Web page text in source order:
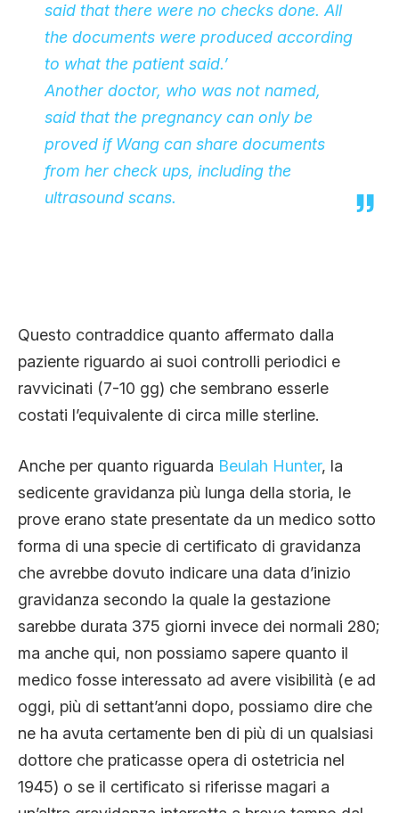
said that there were no checks done. All
the documents were produced according
to what the patient said.’
Another doctor, who was not named,
said that the pregnancy can only be
proved if Wang can share documents
from her check ups, including the
ultrasound scans.
Questo contraddice quanto affermato dalla
paziente riguardo ai suoi controlli periodici e
ravvicinati (7-10 gg) che sembrano esserle
costati l’equivalente di circa mille sterline.
Anche per quanto riguarda Beulah Hunter, la
sedicente gravidanza più lunga della storia, le
prove erano state presentate da un medico sotto
forma di una specie di certificato di gravidanza
che avrebbe dovuto indicare una data d’inizio
gravidanza secondo la quale la gestazione
sarebbe durata 375 giorni invece dei normali 280;
ma anche qui, non possiamo sapere quanto il
medico fosse interessato ad avere visibilità (e ad
oggi, più di settant’anni dopo, possiamo dire che
ne ha avuta certamente ben di più di un qualsiasi
dottore che praticasse opera di ostetricia nel
1945) o se il certificato si riferisse magari a